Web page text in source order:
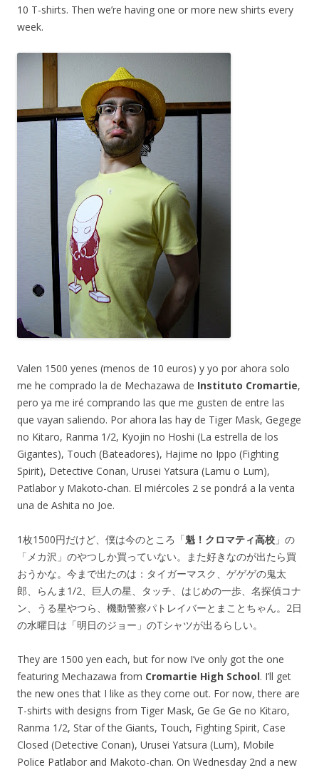
10 T-shirts. Then we’re having one or more new shirts every
week.
Valen 1500 yenes (menos de 10 euros) y yo por ahora solo
me he comprado la de Mechazawa de Instituto Cromartie,
pero ya me iré comprando las que me gusten de entre las
que vayan saliendo. Por ahora las hay de Tiger Mask, Gegege
no Kitaro, Ranma 1/2, Kyojin no Hoshi (La estrella de los
Gigantes), Touch (Bateadores), Hajime no Ippo (Fighting
Spirit), Detective Conan, Urusei Yatsura (Lamu o Lum),
Patlabor y Makoto-chan. El miércoles 2 se pondrá a la venta
una de Ashita no Joe.
1枚1500円だけど、僕は今のところ「魁！クロマティ高校 」の
「メカ沢」のやつしか買っていない。また好きなのが出たら買
おうかな。今まで出たのは：タイガーマスク、ゲゲゲの鬼太
郎、らんま1/2、巨人の星、タッチ、はじめの一歩、名探偵コナ
ン、うる星やつら、機動警察パトレイバーとまことちゃん。2日
の水曜日は「明日のジョー」のTシャツが出るらしい。
They are 1500 yen each, but for now I’ve only got the one
featuring Mechazawa from Cromartie High School. I’ll get
the new ones that I like as they come out. For now, there are
T-shirts with designs from Tiger Mask, Ge Ge Ge no Kitaro,
Ranma 1/2, Star of the Giants, Touch, Fighting Spirit, Case
Closed (Detective Conan), Urusei Yatsura (Lum), Mobile
Police Patlabor and Makoto-chan. On Wednesday 2nd a new